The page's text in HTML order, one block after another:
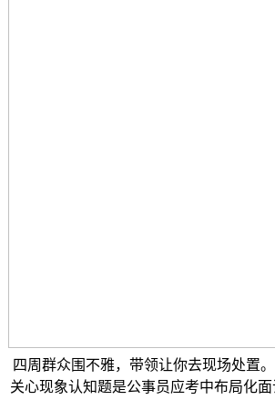
四周群众围不雅，带领让你去现场处置
关心现象认知题是公事员应考中布局化